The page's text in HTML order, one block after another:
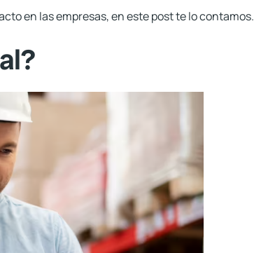
en las empresas, en este post te lo contamos.